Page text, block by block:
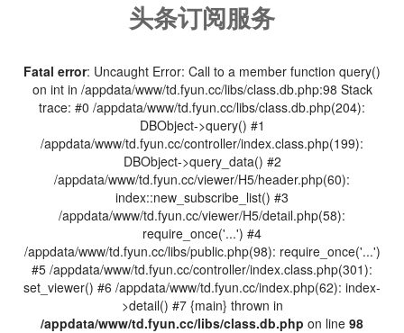
头条订阅服务
Fatal error: Uncaught Error: Call to a member function query()
on int in /appdata/www/td.fyun.cc/libs/class.db.php:98 Stack
trace: #0 /appdata/www/td.fyun.cc/libs/class.db.php(204):
DBObject->query() #1
/appdata/www/td.fyun.cc/controller/index.class.php(199):
DBObject->query_data() #2
/appdata/www/td.fyun.cc/viewer/H5/header.php(60):
index::new_subscribe_list() #3
/appdata/www/td.fyun.cc/viewer/H5/detail.php(58):
require_once('...') #4
/appdata/www/td.fyun.cc/libs/public.php(98): require_once('...')
#5 /appdata/www/td.fyun.cc/controller/index.class.php(301):
set_viewer() #6 /appdata/www/td.fyun.cc/index.php(62): index-
>detail() #7 {main} thrown in
/appdata/www/td.fyun.cc/libs/class.db.php on line 98